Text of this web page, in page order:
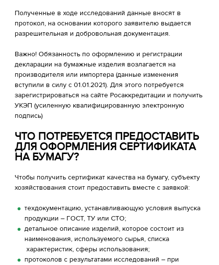
Полученные в ходе исследований данные вносят в
протокол, на основании которого заявителю выдается
разрешительная и добровольная документация.
Важно! Обязанность по оформлению и регистрации
декларации на бумажные изделия возлагается на
производителя или импортера (данные изменения
вступили в силу с 01.01.2021). Для этого потребуется
зарегистрироваться на сайте Росаккредитации и получить
УКЭП (усиленную квалифицированную электронную
подпись)
ЧТО ПОТРЕБУЕТСЯ ПРЕДОСТАВИТЬ
ДЛЯ ОФОРМЛЕНИЯ СЕРТИФИКАТА
НА БУМАГУ?
Чтобы получить сертификат качества на бумагу, субъекту
хозяйствования стоит предоставить вместе с заявкой:
техдокументацию, устанавливающую условия выпуска
продукции – ГОСТ, ТУ или СТО;
детальное описание изделий, которое состоит из
наименования, используемого сырья, списка
характеристик, сферы использования;
протоколов с результатами исследований – при